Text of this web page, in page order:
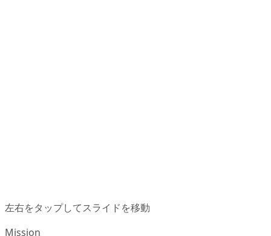
左右をタップしてスライドを移動
Mission